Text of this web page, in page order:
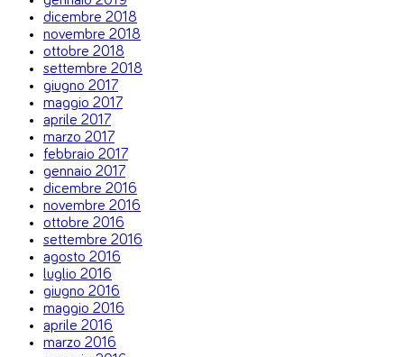
dicembre 2018
novembre 2018
ottobre 2018
settembre 2018
giugno 2017
maggio 2017
aprile 2017
marzo 2017
febbraio 2017
gennaio 2017
dicembre 2016
novembre 2016
ottobre 2016
settembre 2016
agosto 2016
luglio 2016
giugno 2016
maggio 2016
aprile 2016
marzo 2016